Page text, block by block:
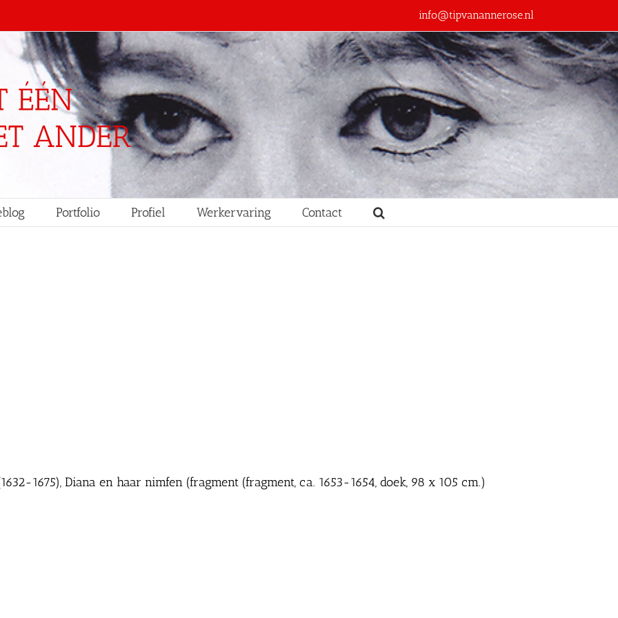
info@tipvanannerose.nl
Portfolio Profiel Werkervaring Contact
1675), Diana en haar nimfen (fragment (fragment, ca. 1653-1654, doek, 98 x 105 cm.)